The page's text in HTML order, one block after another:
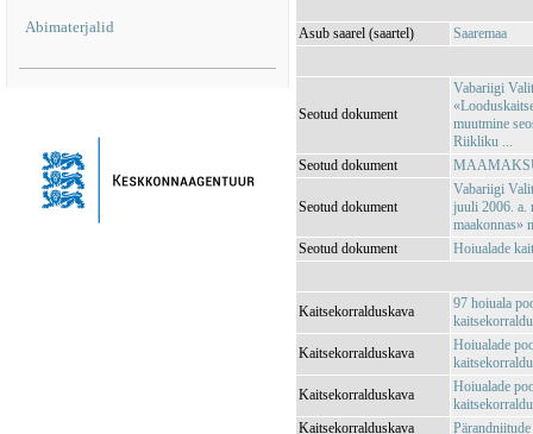
Abimaterjalid Asub saarel (saartel) Saaremaa
Seotud dokument
Vabariigi
muutmine
Riikliku ...
Seotud dokument
Seotud dokument
Vabariigi
juuli 2006. a.
maakonnas»
Seotud dokument
Hoiualade
Kaitsekorralduskava
97 hoiuala
Kaitsekorralduskava
Hoiualade
Kaitsekorralduskava
Hoiualade
Kaitsekorralduskava